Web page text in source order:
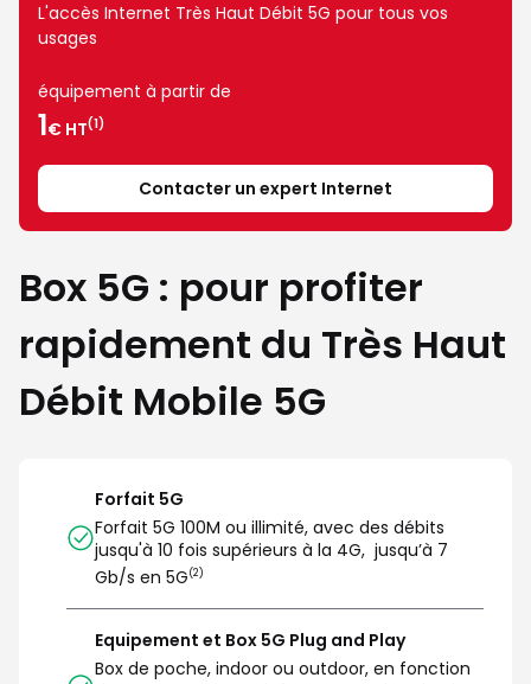
L'accès Internet Très Haut Débit 5G pour tous vos
usages
équipement à partir de
1€ HT(1)
Contacter un expert Internet
Box 5G : pour profiter
rapidement du Très Haut
Débit Mobile 5G
Forfait 5G
Forfait 5G 100M ou illimité, avec des débits
jusqu'à 10 fois supérieurs à la 4G,  jusqu’à 7
Gb/s en 5G(2)
Equipement et Box 5G Plug and Play
Box de poche, indoor ou outdoor, en fonction